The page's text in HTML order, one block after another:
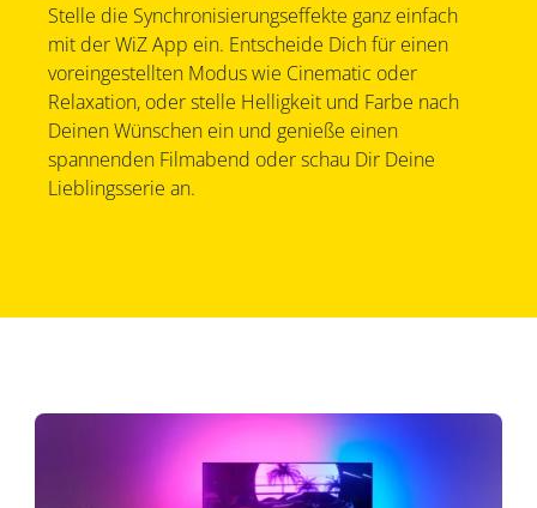
Stelle die Synchronisierungseffekte ganz einfach
mit der WiZ App ein. Entscheide Dich für einen
voreingestellten Modus wie Cinematic oder
Relaxation, oder stelle Helligkeit und Farbe nach
Deinen Wünschen ein und genieße einen
spannenden Filmabend oder schau Dir Deine
Lieblingsserie an.